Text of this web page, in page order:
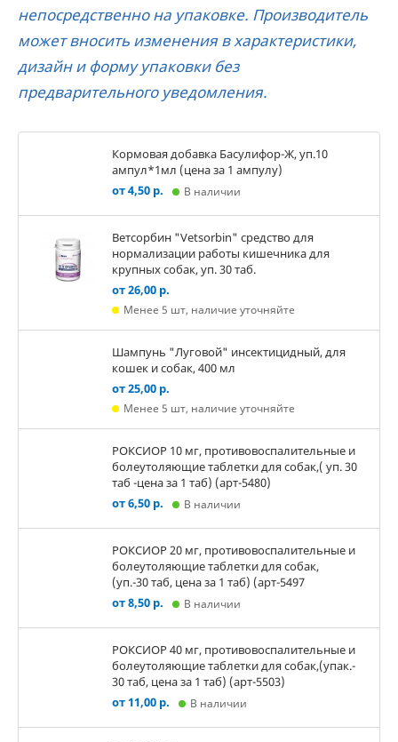
непосредственно на упаковке. Производитель
может вносить изменения в характеристики,
дизайн и форму упаковки без
предварительного уведомления.
Кормовая добавка Басулифор-Ж, уп.10
ампул*1мл (цена за 1 ампулу)
от 4,50 р.
В наличии
Ветсорбин "Vetsorbin" средство для
нормализации работы кишечника для
крупных собак, уп. 30 таб.
от 26,00 р.
Менее 5 шт, наличие уточняйте
Шампунь "Луговой" инсектицидный, для
кошек и собак, 400 мл
от 25,00 р.
Менее 5 шт, наличие уточняйте
РОКСИОР 10 мг, противовоспалительные и
болеутоляющие таблетки для собак,( уп. 30
таб -цена за 1 таб) (арт-5480)
от 6,50 р.
В наличии
РОКСИОР 20 мг, противовоспалительные и
болеутоляющие таблетки для собак,
(уп.-30 таб, цена за 1 таб) (арт-5497
от 8,50 р.
В наличии
РОКСИОР 40 мг, противовоспалительные и
болеутоляющие таблетки для собак,(упак.-
30 таб, цена за 1 таб) (арт-5503)
от 11,00 р.
В наличии